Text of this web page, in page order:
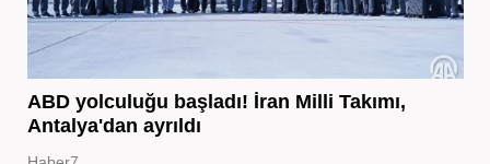
ABD yolculuğu başladı! İran Milli Takımı,
Antalya'dan ayrıldı